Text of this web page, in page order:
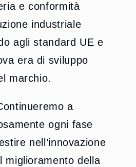
e conformità
industriale
agli standard UE e
era di sviluppo
marchio.
a
ogni fase
nell’innovazione
miglioramento della